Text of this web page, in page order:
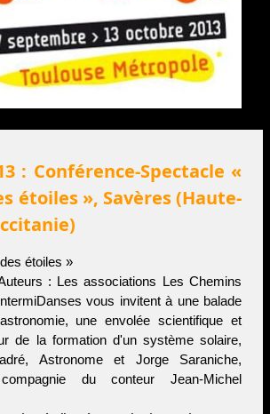
: Conférence-Spectacle «
étoiles », Savères (Haute-
étoiles »
: Les associations Les Chemins
vous invitent à une balade
une envolée scientifique et
de la formation d'un système solaire,
Astronome et Jorge Saraniche,
du conteur Jean-Michel